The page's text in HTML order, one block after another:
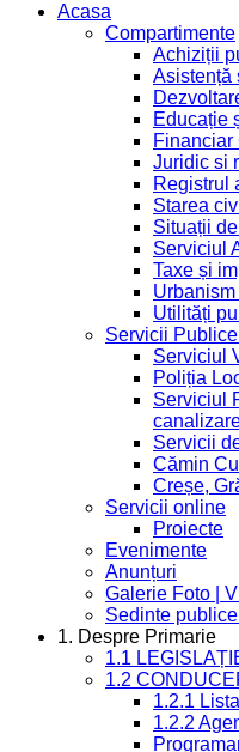
Acasa
Compartimente
Achiziții
Asistență
Educație
Financiar
Juridic si
Registrul
Starea
Situații
Serviciul
Taxe și
Utilități
Servicii
Serviciul
Poliția
Serviciul
Servicii
Cămin
Creșe,
Servicii online
Proiecte
Evenimente
Anunțuri
Galerie Foto |
Sedinte
1. Despre Primarie
1.1
1.2
1.2.1
1.2.2